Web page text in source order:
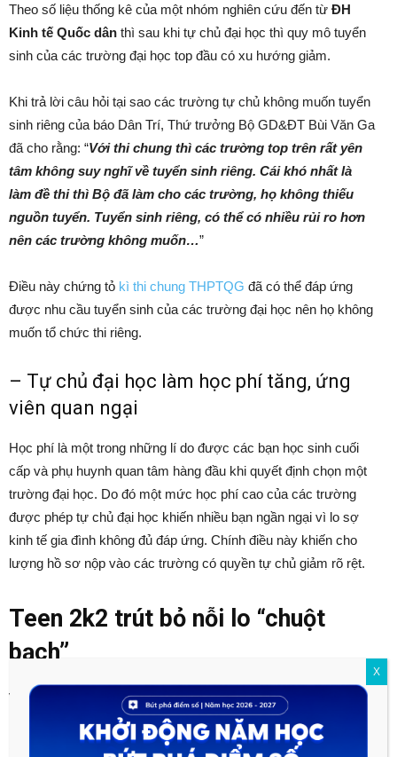
Theo số liệu thống kê của một nhóm nghiên cứu đến từ ĐH
Kinh tế Quốc dân thì sau khi tự chủ đại học thì quy mô tuyển
sinh của các trường đại học top đầu có xu hướng giảm.
Khi trả lời câu hỏi tại sao các trường tự chủ không muốn tuyển
sinh riêng của báo Dân Trí, Thứ trưởng Bộ GD&ĐT Bùi Văn Ga
đã cho rằng: “Với thi chung thì các trường top trên rất yên
tâm không suy nghĩ về tuyển sinh riêng. Cái khó nhất là
làm đề thi thì Bộ đã làm cho các trường, họ không thiếu
nguồn tuyển. Tuyển sinh riêng, có thể có nhiều rủi ro hơn
nên các trường không muốn…”
Điều này chứng tỏ kì thi chung THPTQG đã có thể đáp ứng
được nhu cầu tuyển sinh của các trường đại học nên họ không
muốn tổ chức thi riêng.
– Tự chủ đại học làm học phí tăng, ứng
viên quan ngại
Học phí là một trong những lí do được các bạn học sinh cuối
cấp và phụ huynh quan tâm hàng đầu khi quyết định chọn một
trường đại học. Do đó một mức học phí cao của các trường
được phép tự chủ đại học khiến nhiều bạn ngần ngại vì lo sợ
kinh tế gia đình không đủ đáp ứng. Chính điều này khiến cho
lượng hồ sơ nộp vào các trường có quyền tự chủ giảm rõ rệt.
Teen 2k2 trút bỏ nỗi lo “chuột
bạch”
Việc thí điểm tự chủ đại học khiến các bạn học sinh 2002 “
không ngon ngủ không yên” vì lo ngại sẽ trở thành “chuột
bạch” khi các trường đại học triển khai tuyển sinh riêng. Bây
X